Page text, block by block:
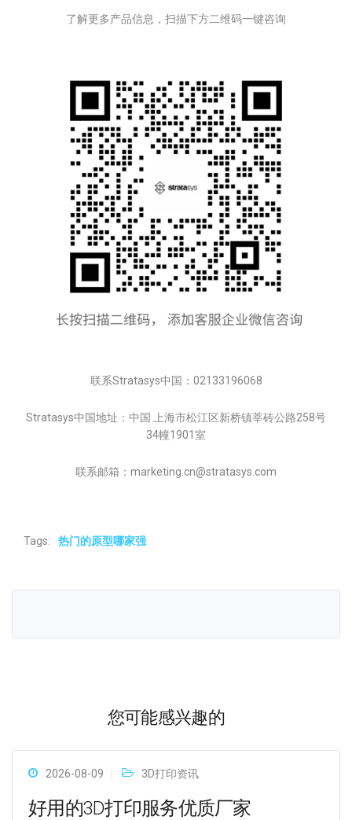
了解更多产品信息，扫描下方二维码一键咨询
联系Stratasys中国：02133196068
Stratasys中国地址：中国 上海市松江区新桥镇莘砖公路258号
34幢1901室
联系邮箱：marketing.cn@stratasys.com
Tags: 热门的原型哪家强
您可能感兴趣的
2026-08-09 3D打印资讯
好用的3D打印服务优质厂家